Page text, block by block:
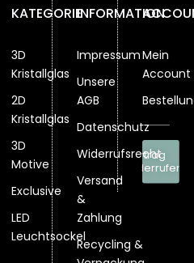
gewählt
werden
werden
KATEGORIE
3D
Kristallglas
2D
Kristallglas
3D
Motive
Exclusive
LED
Leuchtsockel
INFORMATION
Impressum
Unsere
AGB
Datenschutz
Widerrufsrecht
Versand
&
Zahlung
Recycling &
Mein
Account
Vertrag
widerrufen